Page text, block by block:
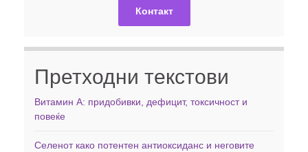
Контакт
Претходни текстови
Витамин А: придобивки, дефицит, токсичност и
повеќе
Селенот како потентен антиоксиданс и неговите